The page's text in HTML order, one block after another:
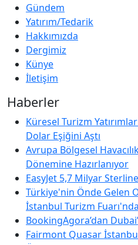
Gündem
Yatırım/Tedarik
Hakkımızda
Dergimiz
Künye
İletişim
Haberler
Küresel Turizm
Dolar Eşiğini Aştı
Avrupa Bölgesel
Dönemine Hazırlanıyor
EasyJet 5,7 Milyar
Türkiye'nin Önde Gelen
İstanbul Turizm
BookingAgora’dan
Fairmont Quasar